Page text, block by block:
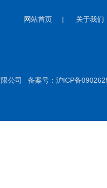
网站首页 | 关于我们
限公司 备案号：沪ICP备